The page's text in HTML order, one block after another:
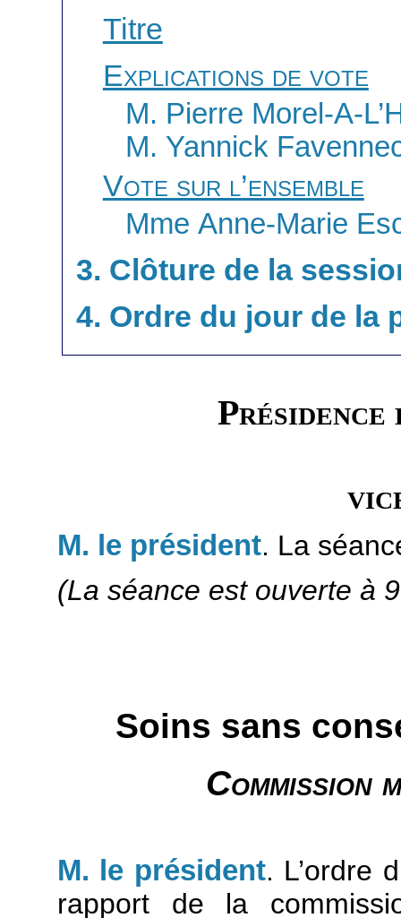
Titre
Explications de vote
M. Pierre Morel-A-
M. Yannick
Vote sur l’ensemble
Mme Anne-Marie
3. Clôture de la
4. Ordre du jour de la
M. le président. La
(La séance est ouverte à
Soins sans
Commission
M. le président. L’ordre
rapport de la